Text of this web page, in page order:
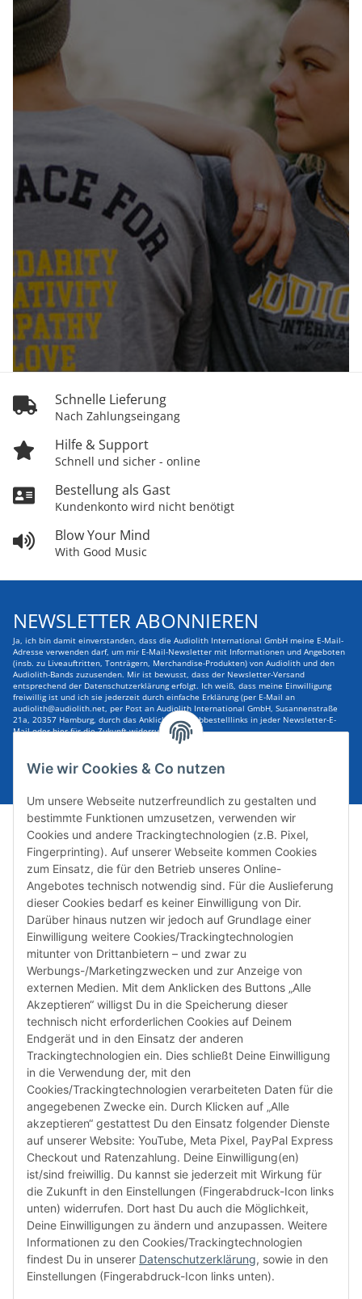
Wie wir Cookies & Co nutzen
Um unsere Webseite nutzerfreundlich zu gestalten und
bestimmte Funktionen umzusetzen, verwenden wir
Cookies und andere Trackingtechnologien (z.B. Pixel,
Fingerprinting). Auf unserer Webseite kommen Cookies
zum Einsatz, die für den Betrieb unseres Online-
Angebotes technisch notwendig sind. Für die Auslieferung
dieser Cookies bedarf es keiner Einwilligung von Dir.
Darüber hinaus nutzen wir jedoch auf Grundlage einer
Einwilligung weitere Cookies/Trackingtechnologien
mitunter von Drittanbietern – und zwar zu
Werbungs-/Marketingzwecken und zur Anzeige von
externen Medien. Mit dem Anklicken des Buttons „Alle
Akzeptieren“ willigst Du in die Speicherung dieser
technisch nicht erforderlichen Cookies auf Deinem
Endgerät und in den Einsatz der anderen
Trackingtechnologien ein. Dies schließt Deine Einwilligung
in die Verwendung der, mit den
Cookies/Trackingtechnologien verarbeiteten Daten für die
angegebenen Zwecke ein. Durch Klicken auf „Alle
akzeptieren“ gestattest Du den Einsatz folgender Dienste
auf unserer Website: YouTube, Meta Pixel, PayPal Express
Checkout und Ratenzahlung. Deine Einwilligung(en)
ist/sind freiwillig. Du kannst sie jederzeit mit Wirkung für
die Zukunft in den Einstellungen (Fingerabdruck-Icon links
unten) widerrufen. Dort hast Du auch die Möglichkeit,
Deine Einwilligungen zu ändern und anzupassen. Weitere
Informationen zu den Cookies/Trackingtechnologien
findest Du in unserer Datenschutzerklärung, sowie in den
Einstellungen (Fingerabdruck-Icon links unten).
Schnelle Lieferung
Nach Zahlungseingang
Hilfe & Support
Schnell und sicher - online
Bestellung als Gast
Kundenkonto wird nicht benötigt
Blow Your Mind
With Good Music
NEWSLETTER ABONNIEREN
Ja, ich bin damit einverstanden, dass die Audiolith International GmbH meine E-Mail-
Adresse verwenden darf, um mir E-Mail-Newsletter mit Informationen und Angeboten
(insb. zu Liveauftritten, Tonträgern, Merchandise-Produkten) von Audiolith und den
Audiolith-Bands zuzusenden. Mir ist bewusst, dass der Newsletter-Versand
entsprechend der Datenschutzerklärung erfolgt. Ich weiß, dass meine Einwilligung
freiwillig ist und ich sie jederzeit durch einfache Erklärung (per E-Mail an
audiolith@audiolith.net, per Post an Audiolith International GmbH, Susannenstraße
21a, 20357 Hamburg, durch das Anklicken des Abbestelllinks in jeder Newsletter-E-
Mail oder hier für die Zukunft widerrufen kann.
Susannenstraße 21a, DE-20357 Hamburg
Tel: +49 (0)40 432 76 990
Email:
shop@audiolith.net
Servicezeiten (Mo.-Fr.) 11:00 - 15:00 Uhr
Bitte habe Verständnis dafür, dass Du uns ausschließlich zu
den oben genannten Geschäftszeiten telefonisch
kontaktieren kannst.
facebookyoutubeinstagram
tiktok
Informationen
Kundenservice